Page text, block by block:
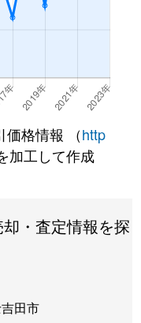
価格情報 （http
加工して作成
・査定情報を探
田市